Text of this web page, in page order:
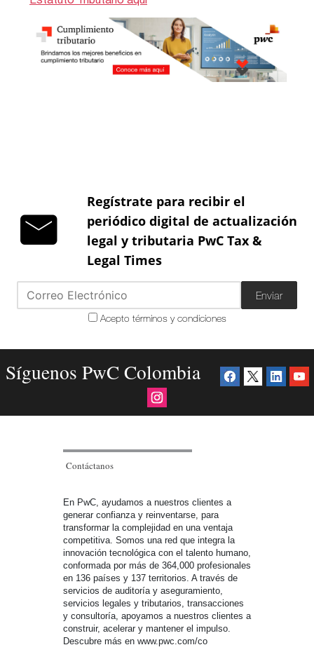
Regístrate para recibir el
periódico digital de actualización
legal y tributaria PwC Tax &
Legal Times
Enviar
Acepto términos y condiciones
Síguenos PwC Colombia
Contáctanos
En PwC, ayudamos a nuestros clientes a
generar confianza y reinventarse, para
transformar la complejidad en una ventaja
competitiva. Somos una red que integra la
innovación tecnológica con el talento humano,
conformada por más de 364,000 profesionales
en 136 países y 137 territorios. A través de
servicios de auditoría y aseguramiento,
servicios legales y tributarios, transacciones
y consultoría, apoyamos a nuestros clientes a
construir, acelerar y mantener el impulso.
Descubre más en www.pwc.com/co